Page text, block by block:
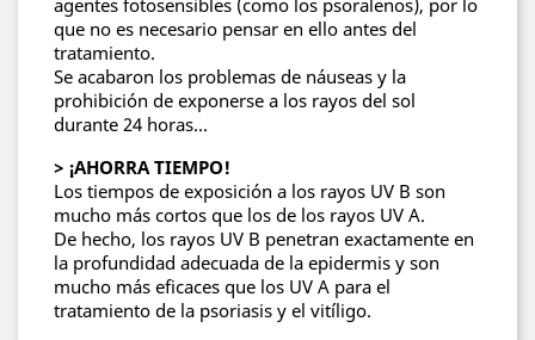
agentes fotosensibles (como los psoralenos), por lo
que no es necesario pensar en ello antes del
tratamiento.
Se acabaron los problemas de náuseas y la
prohibición de exponerse a los rayos del sol
durante 24 horas...
> ¡AHORRA TIEMPO!
Los tiempos de exposición a los rayos UV B son
mucho más cortos que los de los rayos UV A.
De hecho, los rayos UV B penetran exactamente en
la profundidad adecuada de la epidermis y son
mucho más eficaces que los UV A para el
tratamiento de la psoriasis y el vitíligo.